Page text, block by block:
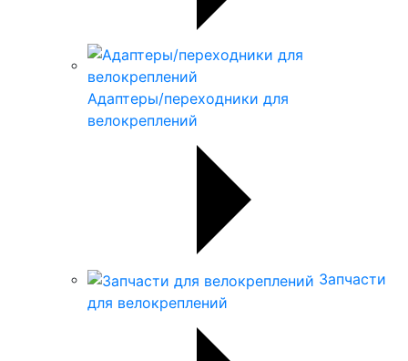
Адаптеры/переходники для
велокреплений
Запчасти
для велокреплений